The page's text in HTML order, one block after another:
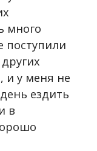
много
поступили
и у меня не
ездить
в